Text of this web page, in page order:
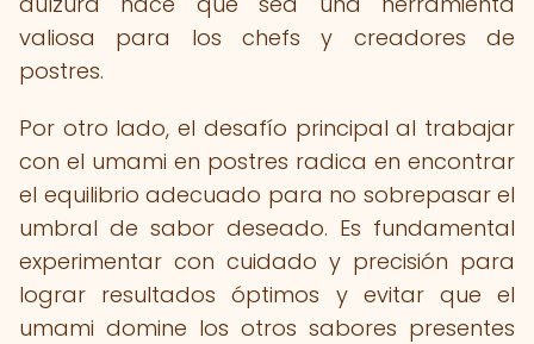
valiosa para los chefs y creadores de
postres.
Por otro lado, el desafío principal al trabajar
con el umami en postres radica en encontrar
el equilibrio adecuado para no sobrepasar el
umbral de sabor deseado. Es fundamental
experimentar con cuidado y precisión para
lograr resultados óptimos y evitar que el
umami domine los otros sabores presentes